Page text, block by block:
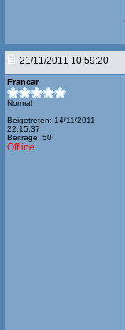
21/11/2011 10:59:20
Francar
Normal
Beigetreten: 14/11/2011
22:15:37
Beiträge: 50
Offline